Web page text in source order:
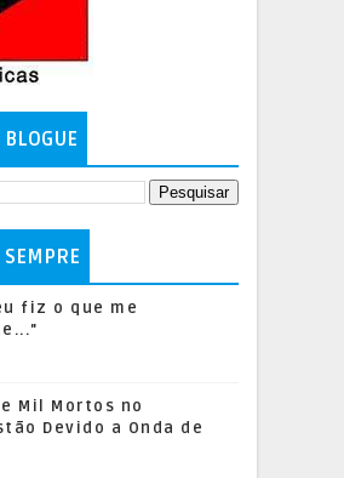
SEMPRE
fiz o que me
Mil Mortos no
Devido a Onda de